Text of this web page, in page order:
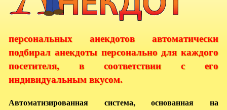
персональных анекдотов автоматически
подбирал анекдоты персонально для каждого
посетителя, в соответствии с его
индивидуальным вкусом.
Автоматизированная система, основанная на